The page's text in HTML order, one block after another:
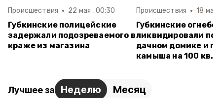
Происшествия 22 мая , 00:30
Губкинские полицейские
задержали подозреваемого в
краже из магазина
Происшествия 18 мая
Губкинские
ликвидировали
дачном домике и
камыша на 100 кв.
Лучшее за Неделю Месяц